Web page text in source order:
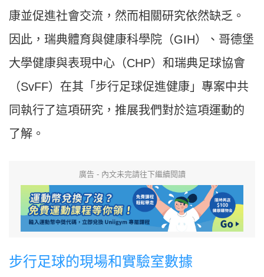
康並促進社會交流，然而相關研究依然缺乏。
因此，瑞典體育與健康科學院（GIH）、哥德堡
大學健康與表現中心（CHP）和瑞典足球協會
（SvFF）在其「步行足球促進健康」專案中共
同執行了這項研究，推展我們對於這項運動的
了解。
廣告 - 內文未完請往下繼續閱讀
步行足球的現場和實驗室數據